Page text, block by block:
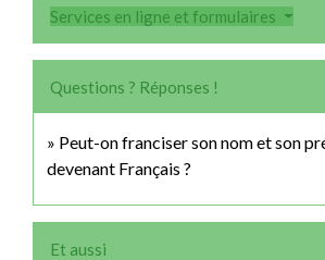
Services en ligne et formulaires
Questions ? Réponses !
Peut-on franciser son nom et son
devenant Français ?
Et aussi